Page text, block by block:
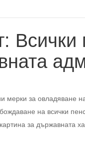
Всички
мерки за овладяване
на всички
за държавната